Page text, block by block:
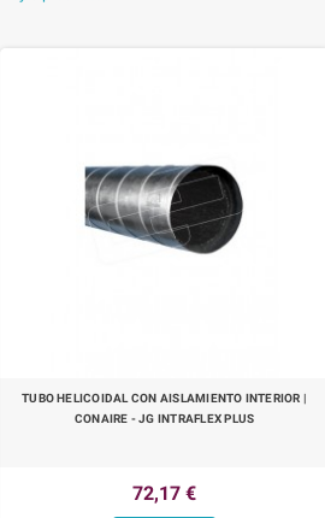
TUBO HELICOIDAL CON AISLAMIENTO INTERIOR |
CONAIRE - JG INTRAFLEX PLUS
72,17 €